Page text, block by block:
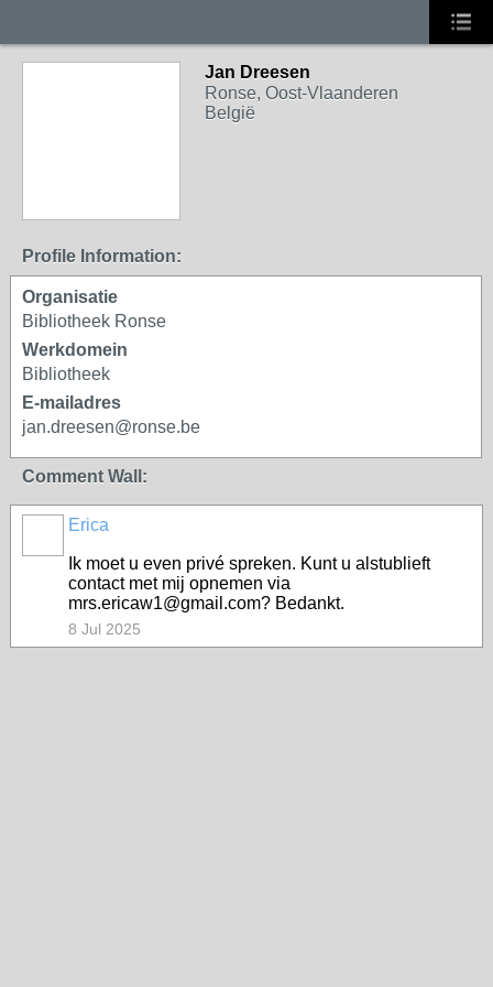
Jan Dreesen
Ronse, Oost-Vlaanderen
België
Profile Information:
Organisatie
Bibliotheek Ronse
Werkdomein
Bibliotheek
E-mailadres
jan.dreesen@ronse.be
Comment Wall:
Erica
Ik moet u even privé spreken. Kunt u alstublieft
contact met mij opnemen via
mrs.ericaw1@gmail.com? Bedankt.
8 Jul 2025